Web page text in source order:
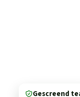
Gescreend